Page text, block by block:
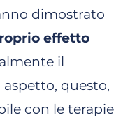
dimostrato
effetto
il
questo,
con le terapie